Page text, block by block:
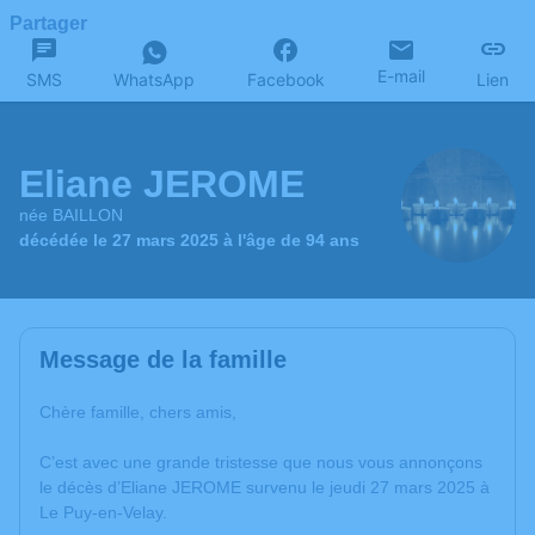
Partager
SMS WhatsApp Facebook E-mail Lien
Eliane JEROME
née BAILLON
décédée le 27 mars 2025 à l'âge de 94 ans
Message de la famille
Chère famille, chers amis,
C’est avec une grande tristesse que nous vous annonçons
le décès d’Eliane JEROME survenu le jeudi 27 mars 2025 à
Le Puy-en-Velay.